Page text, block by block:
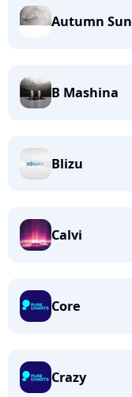
Autumn Sun
B Mashina
Blizu
Calvi
Core
Crazy